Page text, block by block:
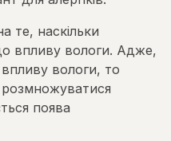
те, наскільки
впливу вологи. Адже,
вологи, то
розмножуватися
поява